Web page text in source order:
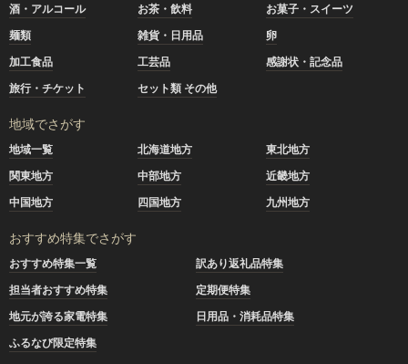
酒・アルコール
お茶・飲料
お菓子・スイーツ
麺類
雑貨・日用品
卵
加工食品
工芸品
感謝状・記念品
旅行・チケット
セット類 その他
地域でさがす
地域一覧 北海道地方
東北地方
関東地方
中部地方
近畿地方
中国地方
四国地方 九州地方
おすすめ特集でさがす
おすすめ特集一覧
訳あり返礼品特集
担当者おすすめ特集
定期便特集
地元が誇る家電特集
日用品・消耗品特集
ふるなび限定特集